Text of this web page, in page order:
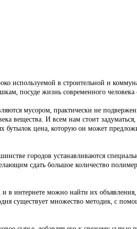
используемой в строительной и
посуде жизнь современного человека
мусором, практически не
вещества. И всем нам стоит
бутылок цена, которую он может
городов устанавливаются
сдать большое количество
интернете можно найти их
существует множество методик, с